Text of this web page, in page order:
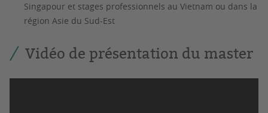
Singapour et stages professionnels au Vietnam ou dans la
région Asie du Sud-Est
Vidéo de présentation du master